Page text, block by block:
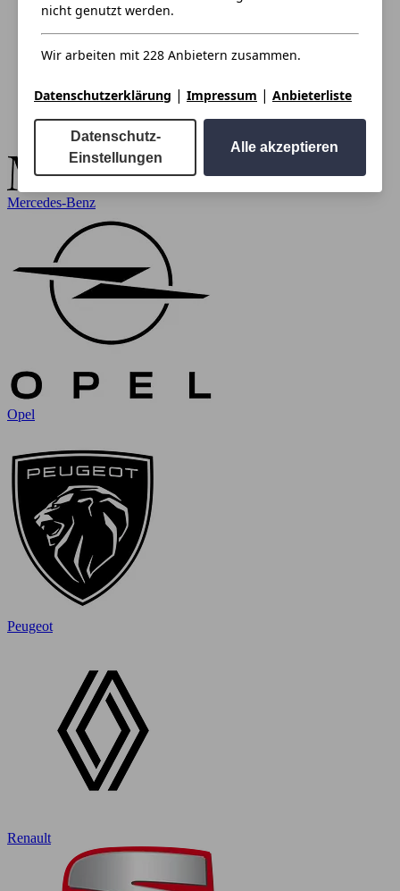
Mercedes-Benz
Opel
Peugeot
Renault
nicht genutzt werden.
Wir arbeiten mit 228 Anbietern zusammen.
Datenschutzerklärung | Impressum | Anbieterliste
Datenschutz-
Einstellungen
Alle akzeptieren